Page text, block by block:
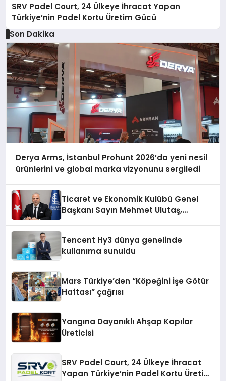
SRV Padel Court, 24 Ülkeye İhracat Yapan
Türkiye’nin Padel Kortu Üretim Gücü
Son Dakika
Derya Arms, İstanbul Prohunt 2026’da yeni nesil
ürünlerini ve global marka vizyonunu sergiledi
Ticaret ve Ekonomik Kulübü Genel
Başkanı Sayın Mehmet Ulutaş,
Tencent Hy3 dünya genelinde
kullanıma sunuldu
Mars Türkiye’den “Köpeğini İşe Götür
Haftası” çağrısı
Yangına Dayanıklı Ahşap Kapılar
Üreticisi
SRV Padel Court, 24 Ülkeye İhracat
Yapan Türkiye’nin Padel Kortu Üretim